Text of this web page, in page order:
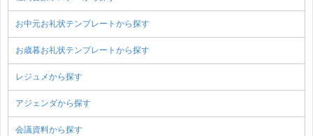
お中元お礼状テンプレートから探す
お歳暮お礼状テンプレートから探す
レジュメから探す
アジェンダから探す
会議資料から探す